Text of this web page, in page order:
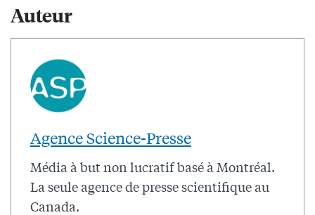
Auteur
Agence Science-Presse
Média à but non lucratif basé à Montréal.
La seule agence de presse scientifique au
Canada.